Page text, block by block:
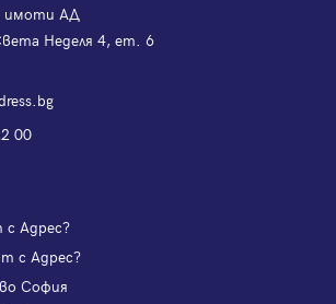
имоти АД
Неделя 4, ет. 6
00
Адрес?
с Адрес?
София